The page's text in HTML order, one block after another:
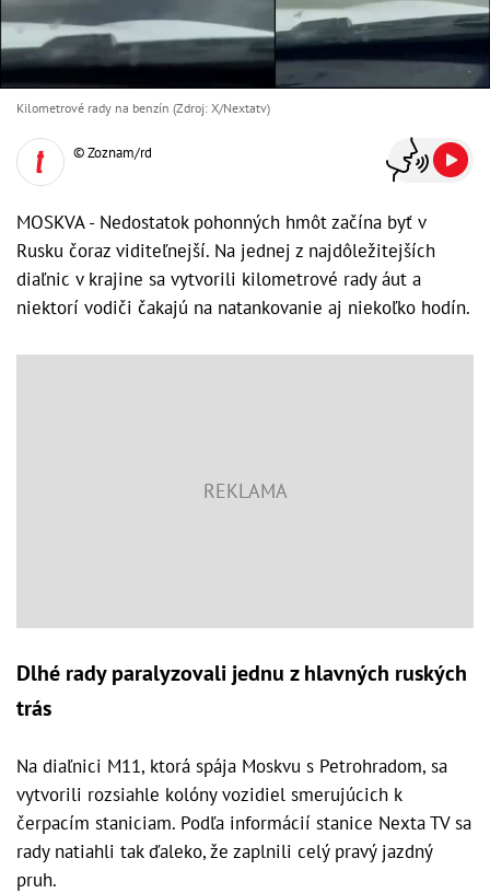
Kilometrové rady na benzín (Zdroj: X/Nextatv)
© Zoznam/rd
MOSKVA - Nedostatok pohonných hmôt začína byť v
Rusku čoraz viditeľnejší. Na jednej z najdôležitejších
diaľnic v krajine sa vytvorili kilometrové rady áut a
niektorí vodiči čakajú na natankovanie aj niekoľko hodín.
Dlhé rady paralyzovali jednu z hlavných ruských
trás
Na diaľnici M11, ktorá spája Moskvu s Petrohradom, sa
vytvorili rozsiahle kolóny vozidiel smerujúcich k
čerpacím staniciam. Podľa informácií stanice Nexta TV sa
rady natiahli tak ďaleko, že zaplnili celý pravý jazdný
pruh.